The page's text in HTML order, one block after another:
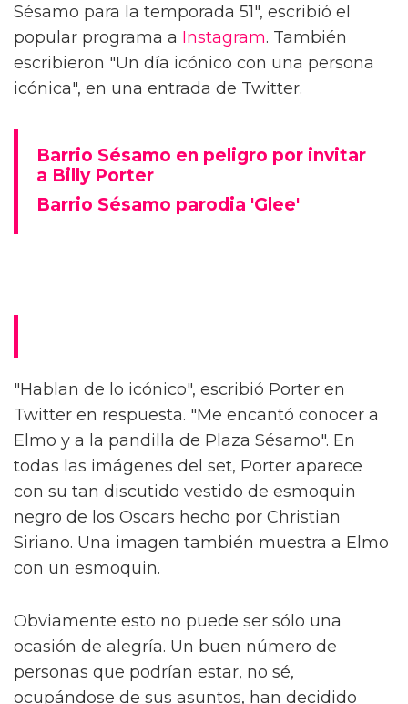
Sésamo para la temporada 51", escribió el
popular programa a Instagram. También
escribieron "Un día icónico con una persona
icónica", en una entrada de Twitter.
Barrio Sésamo en peligro por invitar
a Billy Porter
Barrio Sésamo parodia 'Glee'
"Hablan de lo icónico", escribió Porter en
Twitter en respuesta. "Me encantó conocer a
Elmo y a la pandilla de Plaza Sésamo". En
todas las imágenes del set, Porter aparece
con su tan discutido vestido de esmoquin
negro de los Oscars hecho por Christian
Siriano. Una imagen también muestra a Elmo
con un esmoquin.
Obviamente esto no puede ser sólo una
ocasión de alegría. Un buen número de
personas que podrían estar, no sé,
ocupándose de sus asuntos, han decidido